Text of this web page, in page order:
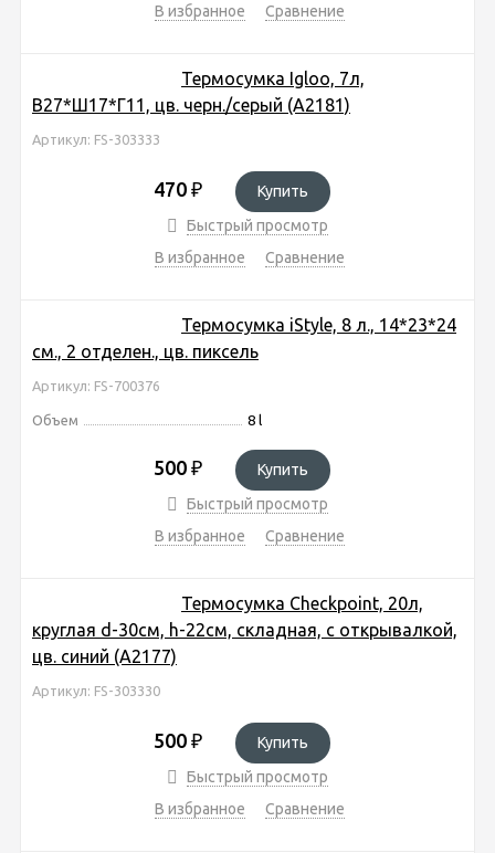
В избранное
Сравнение
Термосумка Igloo, 7л,
В27*Ш17*Г11, цв. черн./серый (A2181)
Артикул: FS-303333
470 ₽
Купить
Быстрый просмотр
В избранное
Сравнение
Термосумка iStyle, 8 л., 14*23*24
см., 2 отделен., цв. пиксель
Артикул: FS-700376
Объем 8 l
500 ₽
Купить
Быстрый просмотр
В избранное
Сравнение
Термосумка Checkpoint, 20л,
круглая d-30см, h-22см, складная, с открывалкой,
цв. синий (A2177)
Артикул: FS-303330
500 ₽
Купить
Быстрый просмотр
В избранное
Сравнение